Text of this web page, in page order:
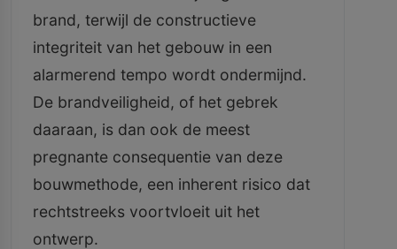
brand, terwijl de constructieve
integriteit van het gebouw in een
alarmerend tempo wordt ondermijnd.
De brandveiligheid, of het gebrek
daaraan, is dan ook de meest
pregnante consequentie van deze
bouwmethode, een inherent risico dat
rechtstreeks voortvloeit uit het
ontwerp.